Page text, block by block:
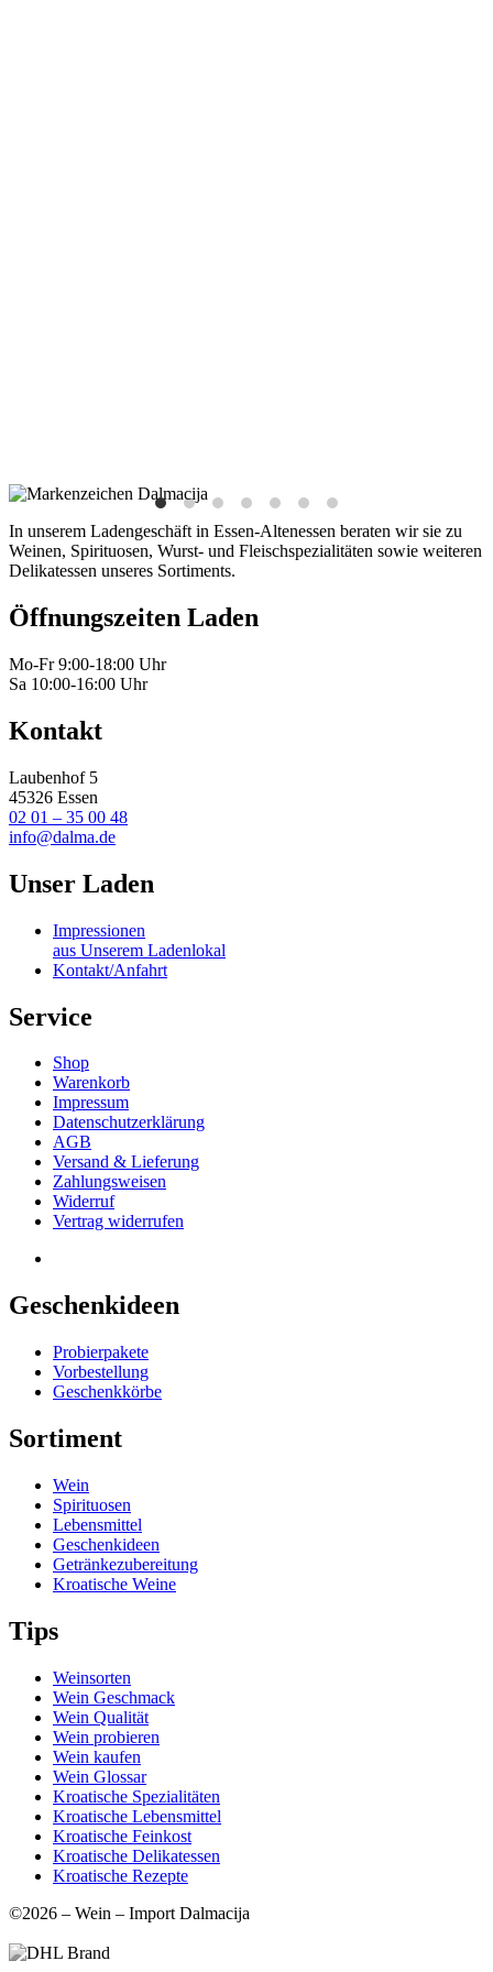
In unserem Ladengeschäft in Essen-Altenessen beraten wir sie zu
Weinen, Spirituosen, Wurst- und Fleischspezialitäten sowie weiteren
Delikatessen unseres Sortiments.
Öffnungszeiten Laden
Mo-Fr 9:00-18:00 Uhr
Sa 10:00-16:00 Uhr
Kontakt
Laubenhof 5
45326 Essen
02 01 – 35 00 48
info@dalma.de
Unser Laden
Impressionen
aus Unserem Ladenlokal
Kontakt/Anfahrt
Service
Shop
Warenkorb
Impressum
Datenschutzerklärung
AGB
Versand & Lieferung
Zahlungsweisen
Widerruf
Vertrag widerrufen
Geschenkideen
Probierpakete
Vorbestellung
Geschenkkörbe
Sortiment
Wein
Spirituosen
Lebensmittel
Geschenkideen
Getränkezubereitung
Kroatische Weine
Tips
Weinsorten
Wein Geschmack
Wein Qualität
Wein probieren
Wein kaufen
Wein Glossar
Kroatische Spezialitäten
Kroatische Lebensmittel
Kroatische Feinkost
Kroatische Delikatessen
Kroatische Rezepte
©2026 – Wein – Import Dalmacija